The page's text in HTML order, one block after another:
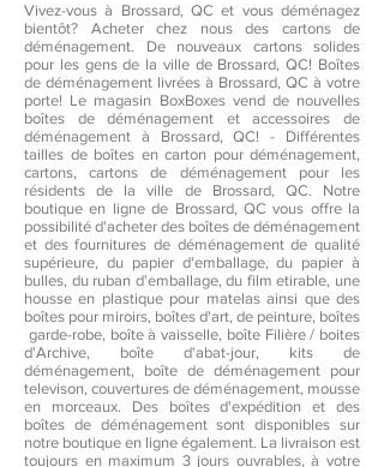
Vivez-vous à Brossard, QC et vous déménagez
bientôt? Acheter chez nous des cartons de
déménagement. De nouveaux cartons solides
pour les gens de la ville de Brossard, QC! Boîtes
de déménagement livrées à Brossard, QC à votre
porte! Le magasin BoxBoxes vend de nouvelles
boîtes de déménagement et accessoires de
déménagement à Brossard, QC! - Différentes
tailles de boîtes en carton pour déménagement,
cartons, cartons de déménagement pour les
résidents de la ville de Brossard, QC. Notre
boutique en ligne de Brossard, QC vous offre la
possibilité d'acheter des boîtes de déménagement
et des fournitures de déménagement de qualité
supérieure, du papier d'emballage, du papier à
bulles, du ruban d'emballage, du film etirable, une
housse en plastique pour matelas ainsi que des
boîtes pour miroirs, boîtes d'art, de peinture, boîtes
garde-robe, boîte à vaisselle, boîte Filière / boites
d'Archive, boîte d'abat-jour, kits de
déménagement, boîte de déménagement pour
televison, couvertures de déménagement, mousse
en morceaux. Des boîtes d'expédition et des
boîtes de déménagement sont disponibles sur
notre boutique en ligne également. La livraison est
toujours en maximum 3 jours ouvrables, à votre